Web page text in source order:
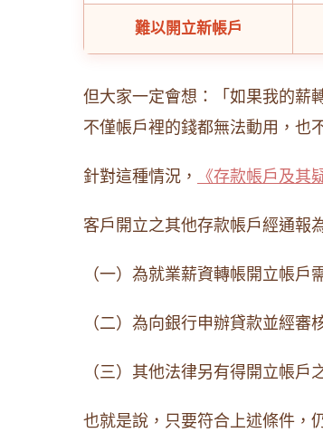
難以開立新帳戶
但大家一定會想：「如果我的薪
不僅帳戶裡的錢都無法動用，也
針對這種情況， 《存款帳戶及其
客戶開立之其他存款帳戶經通報
（一）為就業薪資轉帳開立帳
（二）為向銀行申辦貸款並經審
（三）其他法律另有得開立帳戶
也就是說，只要符合上述條件，